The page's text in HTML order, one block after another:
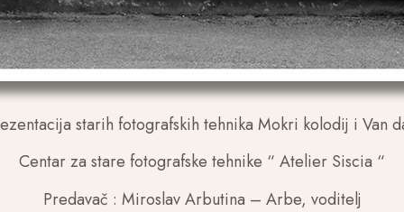
starih fotografskih tehnika Mokri kolodij i Van
Centar za stare fotografske tehnike “ Atelier Siscia “
Predavač : Miroslav Arbutina – Arbe, voditelj